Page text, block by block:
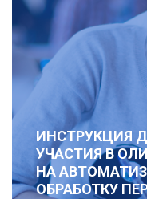
ИНСТРУКЦИЯ
УЧАСТИЯ В
НА
ОБРАБОТКУ